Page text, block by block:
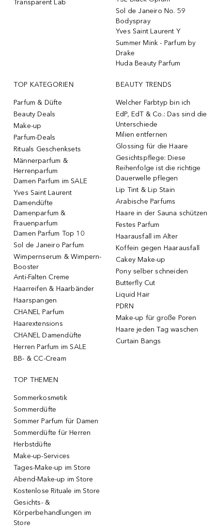
Transparent Lab
Sol de Janeiro No. 59
Bodyspray
Yves Saint Laurent Y
Summer Mink - Parfum by
Drake
Huda Beauty Parfum
TOP KATEGORIEN
Parfum & Düfte
Beauty Deals
Make-up
Parfum-Deals
Rituals Geschenksets
Männerparfum &
Herrenparfum
Damen Parfum im SALE
Yves Saint Laurent
Damendüfte
Damenparfum &
Frauenparfum
Damen Parfum Top 10
Sol de Janeiro Parfum
Wimpernserum & Wimpern-
Booster
Anti-Falten Creme
Haarreifen & Haarbänder
Haarspangen
CHANEL Parfum
Haarextensions
CHANEL Damendüfte
Herren Parfum im SALE
BB- & CC-Cream
BEAUTY TRENDS
Welcher Farbtyp bin ich
EdP, EdT & Co.: Das sind die
Unterschiede
Milien entfernen
Glossing für die Haare
Gesichtspflege: Diese
Reihenfolge ist die richtige
Dauerwelle pflegen
Lip Tint & Lip Stain
Arabische Parfums
Haare in der Sauna schützen
Festes Parfum
Haarausfall im Alter
Koffein gegen Haarausfall
Cakey Make-up
Pony selber schneiden
Butterfly Cut
Liquid Hair
PDRN
Make-up für große Poren
Haare jeden Tag waschen
Curtain Bangs
TOP THEMEN
Sommerkosmetik
Sommerdüfte
Sommer Parfum für Damen
Sommerdüfte für Herren
Herbstdüfte
Make-up-Services
Tages-Make-up im Store
Abend-Make-up im Store
Kostenlose Rituale im Store
Gesichts- &
Körperbehandlungen im
Store